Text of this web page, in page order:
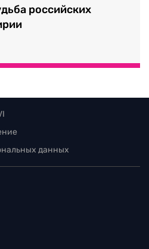
российских
данных